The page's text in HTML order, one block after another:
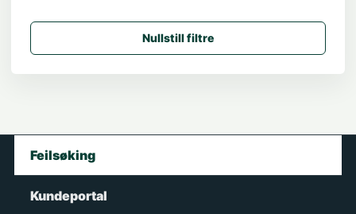
Nullstill filtre
Feilsøking
Kundeportal